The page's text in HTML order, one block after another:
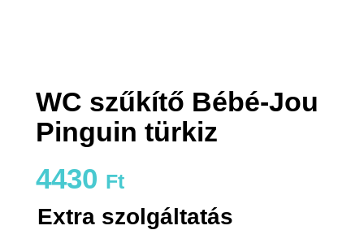
WC szűkítő Bébé-Jou
Pinguin türkiz
4430 Ft
Extra szolgáltatás